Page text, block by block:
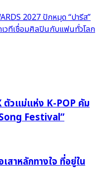
2027 ปักหมุด “ปารีส”
วทีเชื่อมศิลปินกับแฟนทั่วโลก
ตัวแม่แห่ง K-POP คัม
Festival”
สาหลักทางใจ ที่อยู่ใน